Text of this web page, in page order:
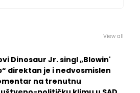
View all
Dinosaur Jr. singl „Blowin'
direktan je i nedvosmislen
na trenutnu